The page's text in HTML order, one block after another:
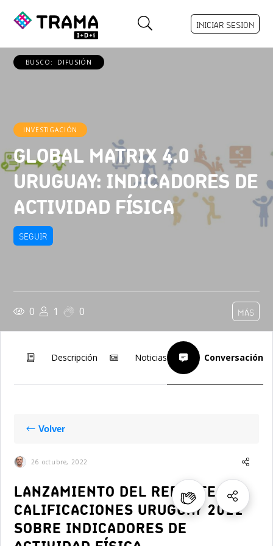
INICIAR SESIÓN
BUSCO: DIFUSIÓN
INVESTIGACIÓN
GLOBAL MATRIX 4.0
URUGUAY: INDICADORES DE
ACTIVIDAD FÍSICA
SEGUIR
0 1 0 MÁS
Descripción Noticias Conversación
Volver
26 octubre, 2022
LANZAMIENTO DEL REPORTE DE
CALIFICACIONES URUGUAY 2022
SOBRE INDICADORES DE